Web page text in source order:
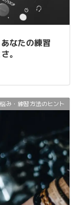
なたの練習
。
悩み・練習方法のヒント